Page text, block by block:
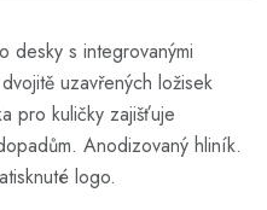
desky s integrovanými
uzavřených ložisek
pro kuličky zajišťuje
Anodizovaný hliník.
logo.